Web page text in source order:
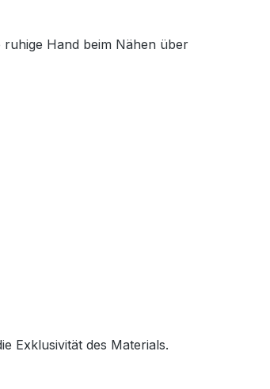
Hand beim Nähen über
Exklusivität des Materials.